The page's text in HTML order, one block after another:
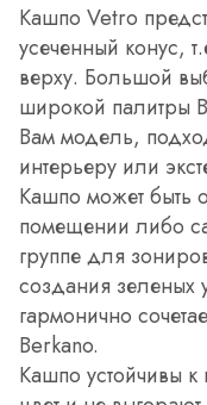
Кашпо Vetro
усеченный конус,
верху. Большой
широкой палитры
Вам модель,
интерьеру или
Кашпо может быть
помещении либо
группе для
создания зеленых
гармонично
Berkano.
Кашпо устойчивы